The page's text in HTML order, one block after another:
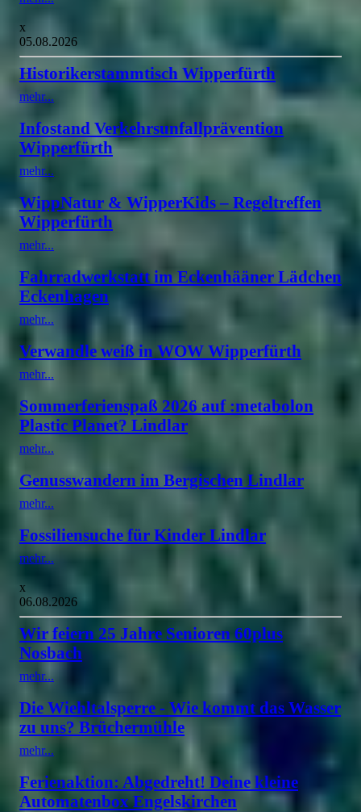
x
05.08.2026
Historikerstammtisch Wipperfürth
mehr...
Infostand Verkehrsunfallprävention
Wipperfürth
mehr...
WippNatur & WipperKids – Regeltreffen
Wipperfürth
mehr...
Fahrradwerkstatt im Eckenhääner Lädchen
Eckenhagen
mehr...
Verwandle weiß in WOW Wipperfürth
mehr...
Sommerferienspaß 2026 auf :metabolon
Plastic Planet? Lindlar
mehr...
Genusswandern im Bergischen Lindlar
mehr...
Fossiliensuche für Kinder Lindlar
mehr...
x
06.08.2026
Wir feiern 25 Jahre Senioren 60plus
Nosbach
mehr...
Die Wiehltalsperre - Wie kommt das Wasser
zu uns? Brüchermühle
mehr...
Ferienaktion: Abgedreht! Deine kleine
Automatenbox Engelskirchen